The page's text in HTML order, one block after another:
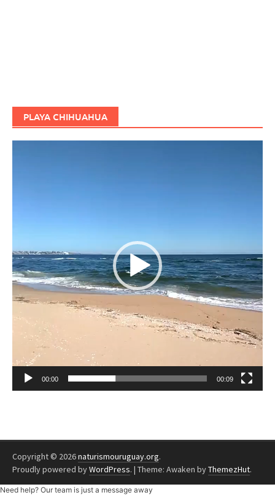
PLAYA CHIHUAHUA
00:00 00:09
Copyright © 2026naturismouruguay.org.
Proudly powered byWordPress. | Theme: Awaken byThemezHut.
Need help? Our team is just a message away